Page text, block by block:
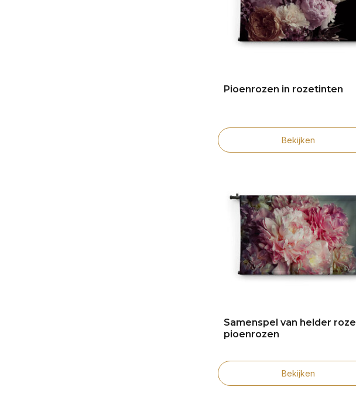
Pioenrozen in rozetinten
Bekijken
Samenspel van helder roze
pioenrozen
Bekijken